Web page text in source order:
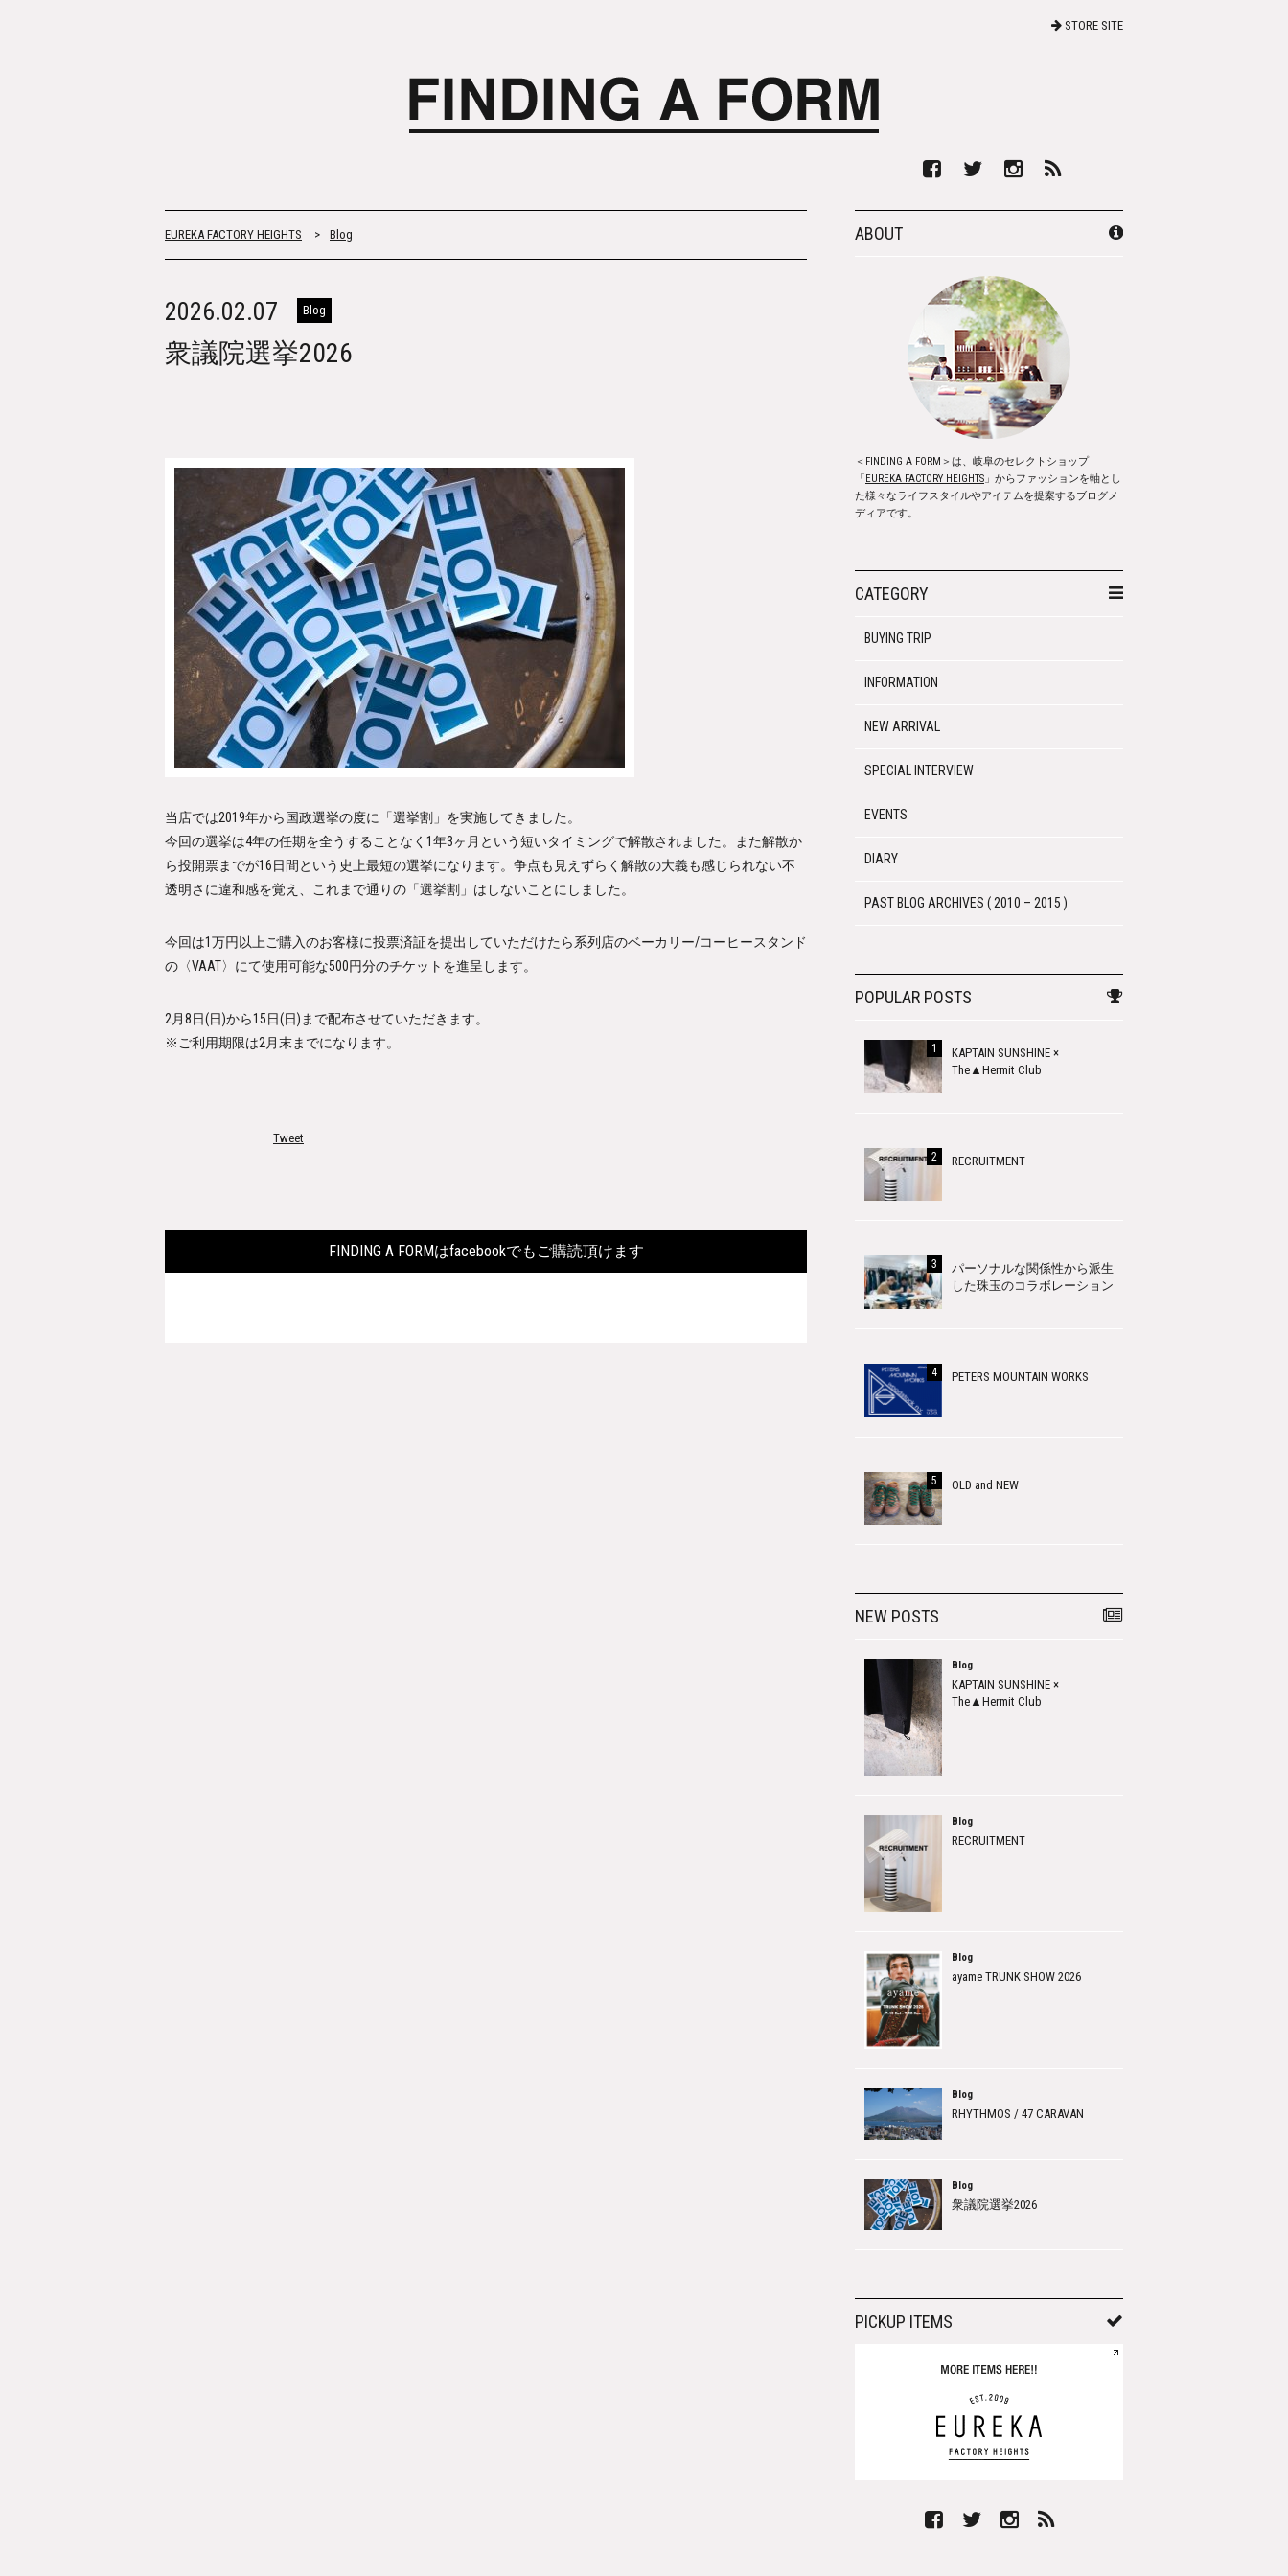
STORE SITE
EUREKA FACTORY HEIGHTS > Blog
2026.02.07 Blog
衆議院選挙2026
当店では2019年から国政選挙の度に「選挙割」を実施してきました。
今回の選挙は4年の任期を全うすることなく1年3ヶ月という短いタイミングで解散されました。また解散か
ら投開票までが16日間という史上最短の選挙になります。争点も見えずらく解散の大義も感じられない不
透明さに違和感を覚え、これまで通りの「選挙割」はしないことにしました。
今回は1万円以上ご購入のお客様に投票済証を提出していただけたら系列店のベーカリー/コーヒースタンド
の〈VAAT〉にて使用可能な500円分のチケットを進呈します。
2月8日(日)から15日(日)まで配布させていただきます。
※ご利用期限は2月末までになります。
Tweet
FINDING A FORMはfacebookでもご購読頂けます
ABOUT
＜FINDING A FORM＞は、岐阜のセレクトショップ
「EUREKA FACTORY HEIGHTS 」からファッションを軸とし
た様々なライフスタイルやアイテムを提案するブログメ
ディアです。
CATEGORY
BUYING TRIP
INFORMATION
NEW ARRIVAL
SPECIAL INTERVIEW
EVENTS
DIARY
PAST BLOG ARCHIVES ( 2010 – 2015 )
POPULAR POSTS
KAPTAIN SUNSHINE ×
The▲Hermit Club
RECRUITMENT
パーソナルな関係性から派生
した珠玉のコラボレーション
PETERS MOUNTAIN WORKS
OLD and NEW
NEW POSTS
Blog
KAPTAIN SUNSHINE ×
The▲Hermit Club
Blog
RECRUITMENT
Blog
ayame TRUNK SHOW 2026
Blog
RHYTHMOS / 47 CARAVAN
Blog
衆議院選挙2026
PICKUP ITEMS